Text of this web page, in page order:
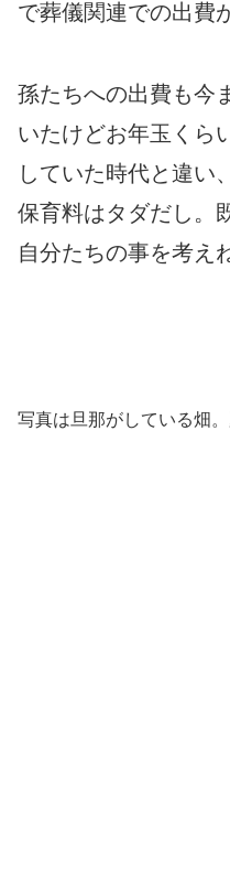
で葬儀関連での出費
孫たちへの出費も今
いたけどお年玉くら
していた時代と違い
保育料はタダだし。
自分たちの事を考え
写真は旦那がしている畑